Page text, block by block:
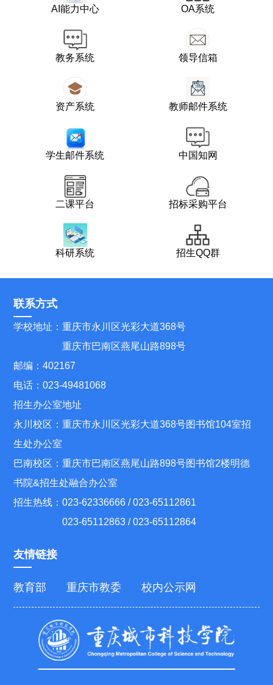
AI能力中心 OA系统
教务系统 领导信箱
资产系统 教师邮件系统
学生邮件系统 中国知网
二课平台 招标采购平台
科研系统 招生QQ群
联系方式
学校地址：重庆市永川区光彩大道368号
重庆市巴南区燕尾山路898号
邮编：402167
电话：023-49481068
招生办公室地址
永川校区：重庆市永川区光彩大道368号图书馆104室招
生处办公室
巴南校区：重庆市巴南区燕尾山路898号图书馆2楼明德
书院&招生处融合办公室
招生热线：023-62336666 / 023-65112861
023-65112863 / 023-65112864
友情链接
教育部 重庆市教委 校内公示网